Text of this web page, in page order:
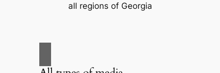
all regions of Georgia